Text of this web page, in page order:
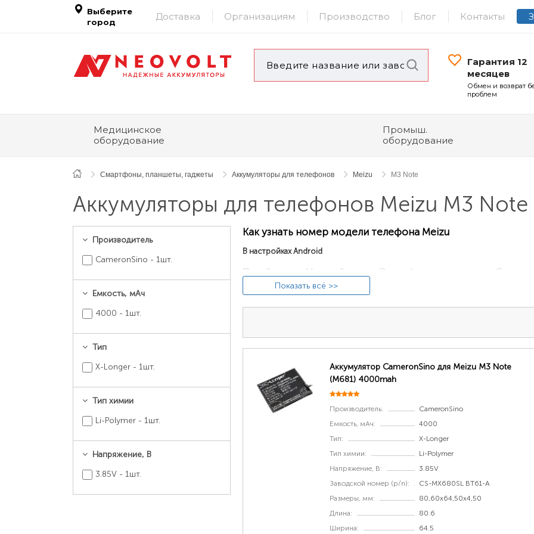
Выберите
город
Доставка Организациям Производство Блог Контакты
Гарантия 12
месяцев
Обмен и возврат
проблем
Медицинское
оборудование
Промыш.
оборудование
Смартфоны, планшеты, гаджеты Аккумуляторы для телефонов Meizu M3 Note
Аккумуляторы для телефонов Meizu M3 Note
Производитель
CameronSino - 1шт.
Емкость, мАч
4000 - 1шт.
Тип
X-Longer - 1шт.
Тип химии
Li-Polymer - 1шт.
Напряжение, В
3.85V - 1шт.
Как узнать номер модели телефона Meizu
В настройках Android
Перейдите в «Настройки» → «О телефоне» и в разделе
«Модель». Вам нужно кодовое обозначение модели в виде
В моделях со съёмным аккумулятором (например, как у Meizu
корпуса, отщёлкнув фиксаторы по периметру смартфона.
стикер с номером модели, IMEI и серийным номером. Такой же
Показать всё >>
Аккумулятор CameronSino для Meizu M3 Note
(M681) 4000mah
Производитель:
CameronSino
Емкость, мАч:
4000
Тип:
X-Longer
Тип химии:
Li-Polymer
Напряжение, В:
3.85V
Заводской номер (p/n):
CS-MX680SL BT61-A
Размеры, мм:
80,60x64,50x4,50
Длина:
80.6
Ширина:
64.5